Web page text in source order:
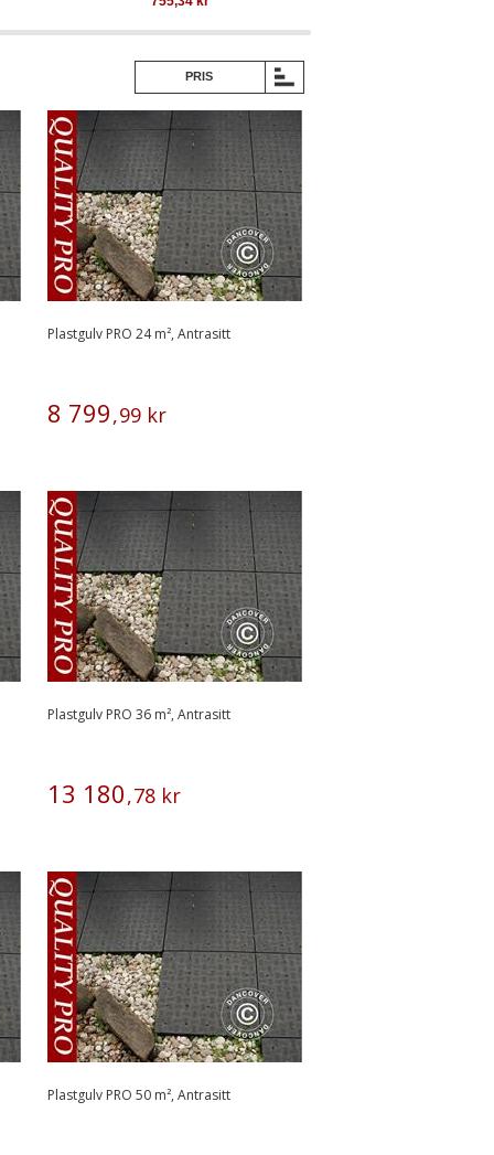
PRIS
Plastgulv PRO 24 m², Antrasitt
8 799,99 kr
Plastgulv PRO 36 m², Antrasitt
13 180,78 kr
Plastgulv PRO 50 m², Antrasitt